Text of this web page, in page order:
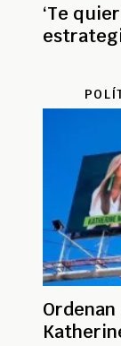
‘Te